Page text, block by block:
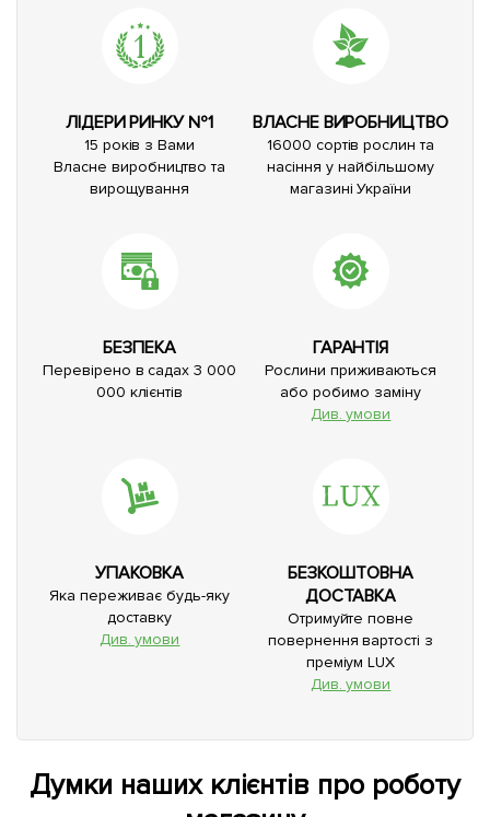
ЛІДЕРИ РИНКУ №1
15 років з Вами
Власне виробництво та
вирощування
ВЛАСНЕ ВИРОБНИЦТВО
16000 сортів рослин та
насіння у найбільшому
магазині України
БЕЗПЕКА
Перевірено в садах 3 000
000 клієнтів
ГАРАНТІЯ
Рослини приживаються
або робимо заміну
Див. умови
УПАКОВКА
Яка переживає будь-яку
доставку
Див. умови
БЕЗКОШТОВНА
ДОСТАВКА
Отримуйте повне
повернення вартості з
преміум LUX
Див. умови
Думки наших клієнтів про роботу